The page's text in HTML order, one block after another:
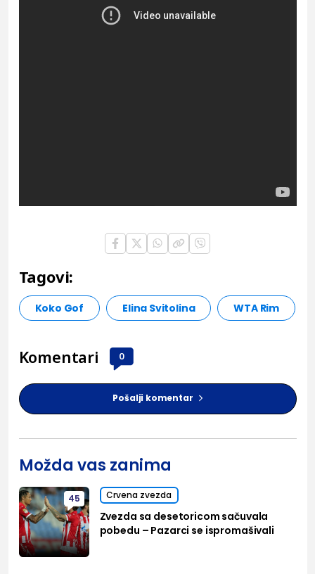
Tagovi:
Koko Gof Elina Svitolina WTA Rim
Komentari 0
Pošalji komentar
Možda vas zanima
45 Crvena zvezda
Zvezda sa desetoricom sačuvala
pobedu – Pazarci se ispromašivali